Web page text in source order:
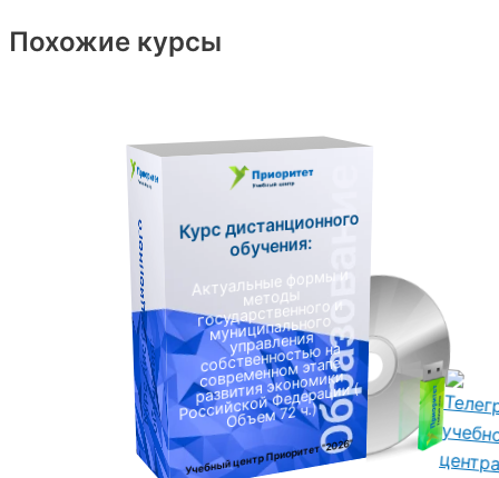
Похожие курсы
Курс дистанционного
обучения:
Актуальные формы и
методы
государственного и
муниципального
управления
собственностью на
современном этапе
развития экономики
Российской Федерации (
Объем 72 ч.)
Учебный центр Приоритет"2026"
К
у
р
с
д
и
с
т
а
н
ц
и
о
н
н
о
г
о
о
б
у
ч
е
н
и
я: